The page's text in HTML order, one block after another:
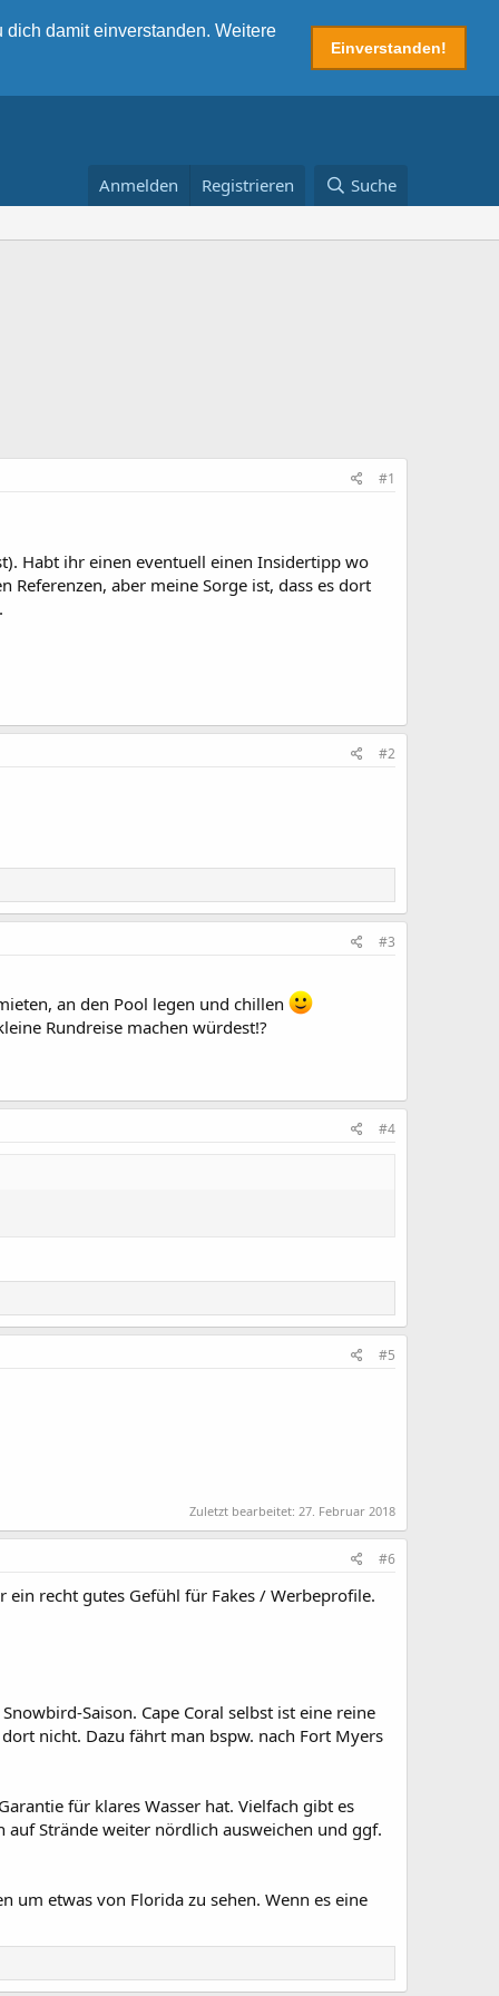
damit einverstanden. Weitere
Einverstanden!
Anmelden Registrieren Suche
#1
Habt ihr einen eventuell einen Insidertipp wo
Referenzen, aber meine Sorge ist, dass es dort
#2
#3
an den Pool legen und chillen
Rundreise machen würdest!?
#4
#5
Zuletzt bearbeitet: 27. Februar 2018
#6
recht gutes Gefühl für Fakes / Werbeprofile.
Saison. Cape Coral selbst ist eine reine
nicht. Dazu fährt man bspw. nach Fort Myers
für klares Wasser hat. Vielfach gibt es
auf Strände weiter nördlich ausweichen und ggf.
um etwas von Florida zu sehen. Wenn es eine